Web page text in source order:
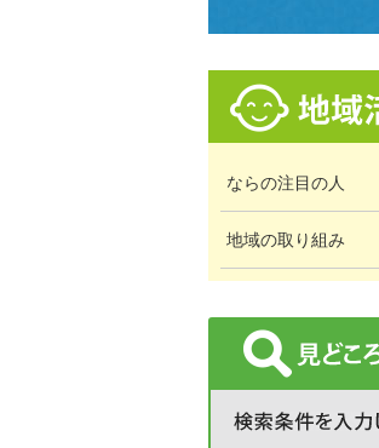
ならの注目の人
地域の取り組み